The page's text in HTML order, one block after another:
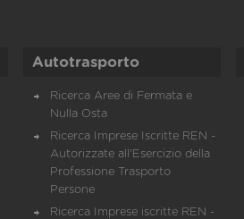
Autotrasporto
Ricerca Aree di Fermata e
Nulla Osta
Ricerca Imprese Iscritte REN -
Autorizzate all'Esercizio della
Professione Trasporto
Persone
Ricerca Imprese iscritte REN -